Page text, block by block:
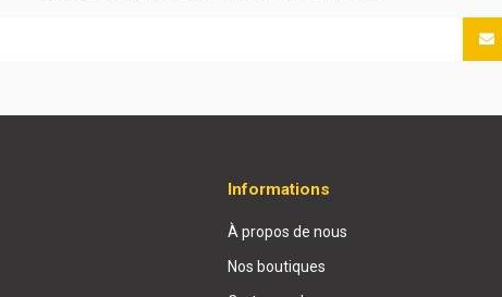
Informations
À propos de nous
Nos boutiques